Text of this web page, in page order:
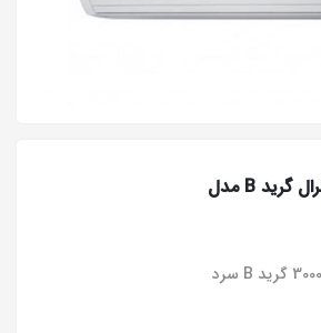
کولر گازی دیواری اجنرال گرید B مدل
خرید اسپلیت اجنرال 30000 گرید B سرد